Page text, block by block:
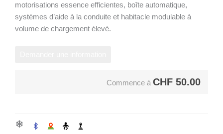
motorisations essence efficientes, boîte automatique,
systèmes d’aide à la conduite et habitacle modulable à
volume de chargement élevé.
Commence à CHF 50.00